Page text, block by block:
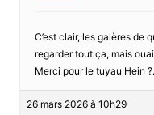
C’est clair, les galères de
regarder tout ça, mais
Merci pour le tuyau Hein ?.
26 mars 2026 à 10h29